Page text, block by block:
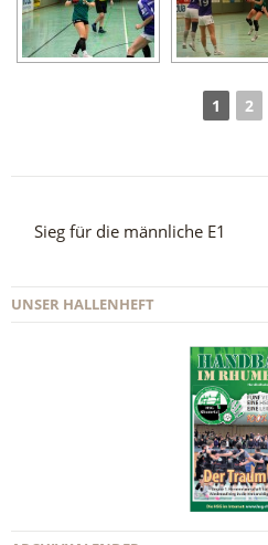
1 2
Sieg für die männliche E1
UNSER HALLENHEFT